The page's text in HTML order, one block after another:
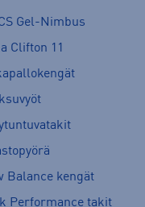
Gel-Nimbus
Clifton 11
Balance kengät
Performance takit